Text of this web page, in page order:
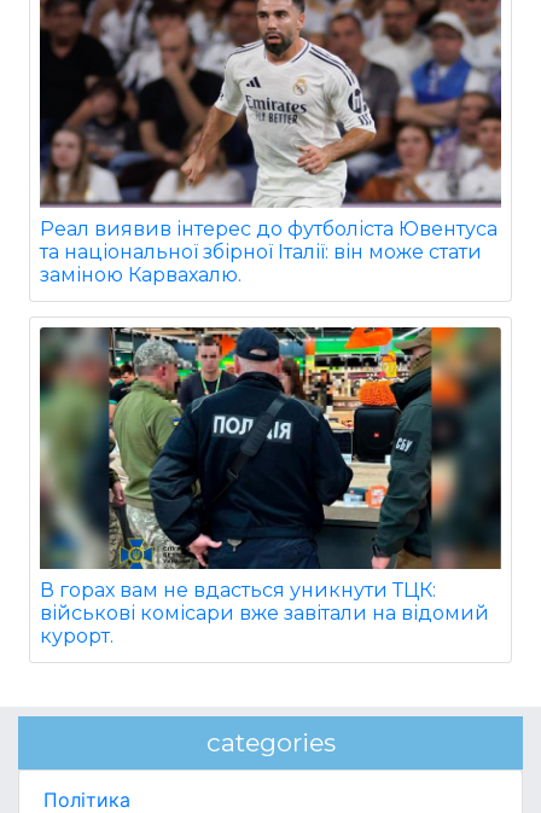
Реал виявив інтерес до футболіста Ювентуса
та національної збірної Італії: він може стати
заміною Карвахалю.
В горах вам не вдасться уникнути ТЦК:
військові комісари вже завітали на відомий
курорт.
categories
Політика